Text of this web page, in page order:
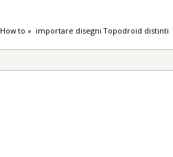
How to » importare disegni Topodroid distinti